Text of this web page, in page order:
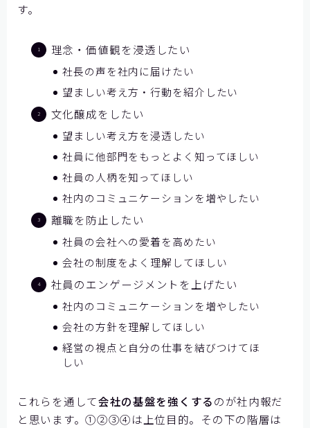
す。
理念・価値観を浸透したい
社長の声を社内に届けたい
望ましい考え方・行動を紹介したい
文化醸成をしたい
望ましい考え方を浸透したい
社員に他部門をもっとよく知ってほしい
社員の人柄を知ってほしい
社内のコミュニケーションを増やしたい
離職を防止したい
社員の会社への愛着を高めたい
会社の制度をよく理解してほしい
社員のエンゲージメントを上げたい
社内のコミュニケーションを増やしたい
会社の方針を理解してほしい
経営の視点と自分の仕事を結びつけてほ
しい
これらを通して会社の基盤を強くするのが社内報だ
と思います。①②③④は上位目的。その下の階層は